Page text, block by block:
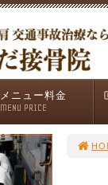
メニュー料金
MENU PRICE